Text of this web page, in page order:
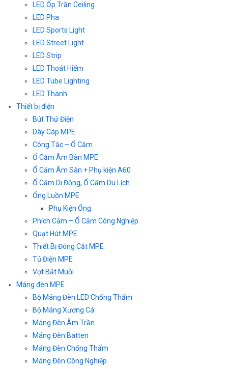
LED Ốp Trần Ceiling
LED Pha
LED Sports Light
LED Street Light
LED Strip
LED Thoát Hiểm
LED Tube Lighting
LED Thanh
Thiết bị điện
Bút Thử Điện
Dây Cáp MPE
Công Tắc – Ổ Cắm
Ổ Cắm Âm Bàn MPE
Ổ Cắm Âm Sàn + Phụ kiện A60
Ổ Cắm Di Động, Ổ Cắm Du Lịch
Ống Luồn MPE
Phụ Kiện Ống
Phích Cắm – Ổ Cắm Công Nghiệp
Quạt Hút MPE
Thiết Bị Đóng Cắt MPE
Tủ Điện MPE
Vợt Bắt Muỗi
Máng đèn MPE
Bộ Máng Đèn LED Chống Thấm
Bộ Máng Xương Cá
Máng Đèn Âm Trần
Máng Đèn Batten
Máng Đèn Chống Thấm
Máng Đèn Công Nghiệp